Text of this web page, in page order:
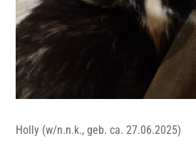
Holly (w/n.n.k., geb. ca. 27.06.2025)